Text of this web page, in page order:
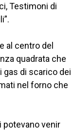
Testimoni di
al centro del
quadrata che
gas di scarico dei
nel forno che
potevano venir